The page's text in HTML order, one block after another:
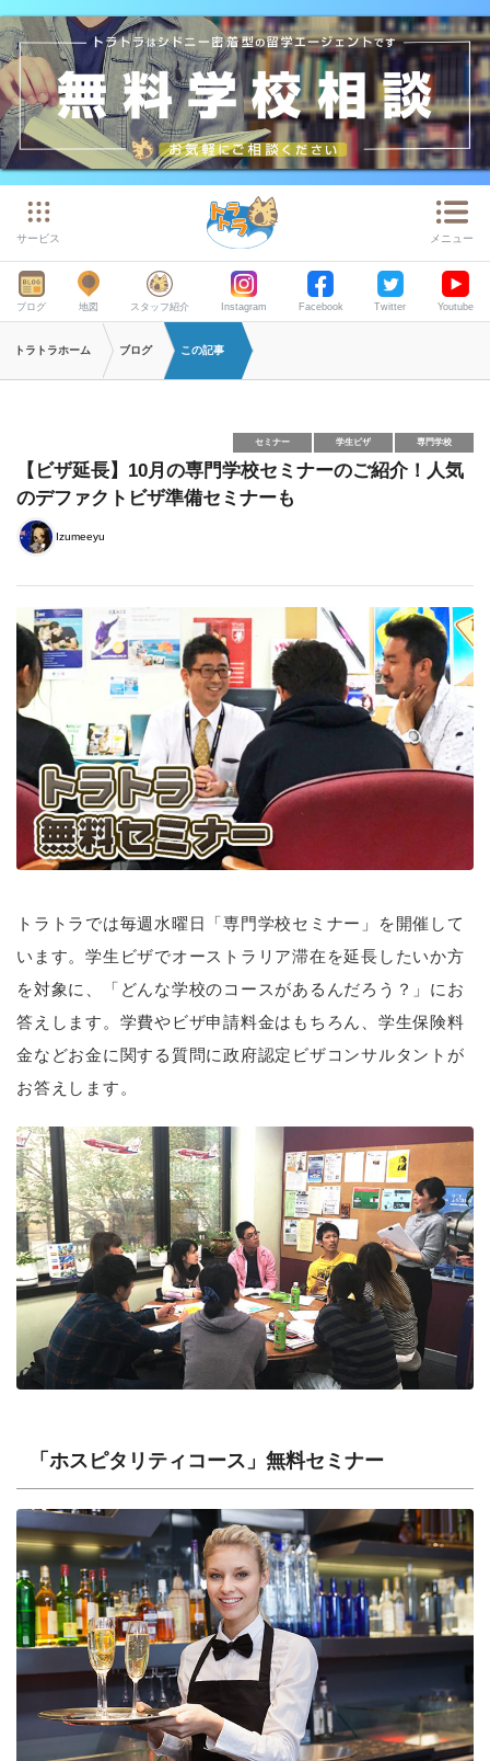
サービス メニュー
ブログ 地図 スタッフ紹介 Instagram Facebook Twitter Youtube
トラトラホーム ブログ この記事
セミナー 学生ビザ 専門学校
【ビザ延長】10月の専門学校セミナーのご紹介！人気
のデファクトビザ準備セミナーも
Izumeeyu
トラトラでは毎週水曜日「専門学校セミナー」を開催して
います。学生ビザでオーストラリア滞在を延長したいか方
を対象に、「どんな学校のコースがあるんだろう？」にお
答えします。学費やビザ申請料金はもちろん、学生保険料
金などお金に関する質問に政府認定ビザコンサルタントが
お答えします。
「ホスピタリティコース」無料セミナー